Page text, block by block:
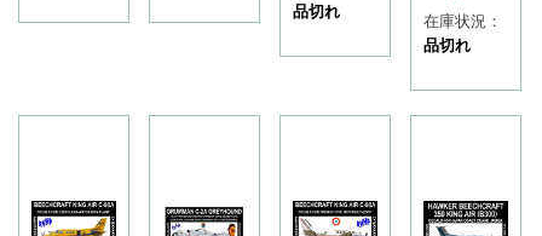
品切れ
在庫状況：
品切れ